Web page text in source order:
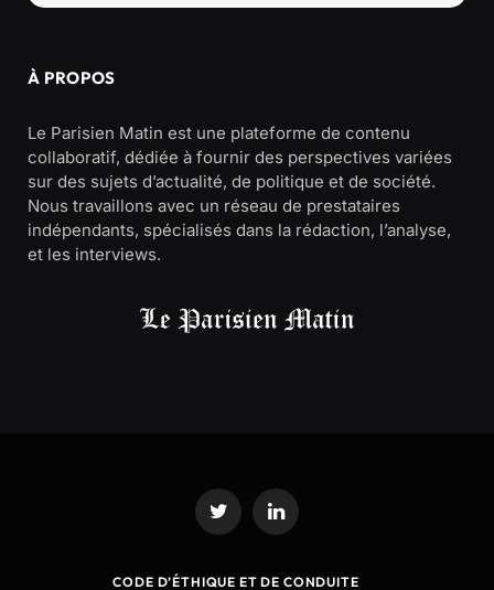
À PROPOS
Le Parisien Matin est une plateforme de contenu
collaboratif, dédiée à fournir des perspectives variées
sur des sujets d’actualité, de politique et de société.
Nous travaillons avec un réseau de prestataires
indépendants, spécialisés dans la rédaction, l’analyse,
et les interviews.
Twitter LinkedIn
CODE D’ÉTHIQUE ET DE CONDUITE